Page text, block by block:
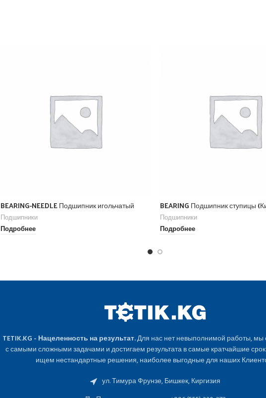
BEARING-NEEDLE Подшипник игольчатый
Подшипники
Подробнее
BEARING Подшипник ступицы
Подшипники
Подробнее
TETIK.KG - Нацеленность на результат.Для нас нет невыполнимой работы, мы
с самыми сложными задачами и достигаем результата в самые кратчайшие
ищем нестандартные решения, наиболее выгодные для наших
ул. Тимура Фрунзе, Бишкек, Киргизия